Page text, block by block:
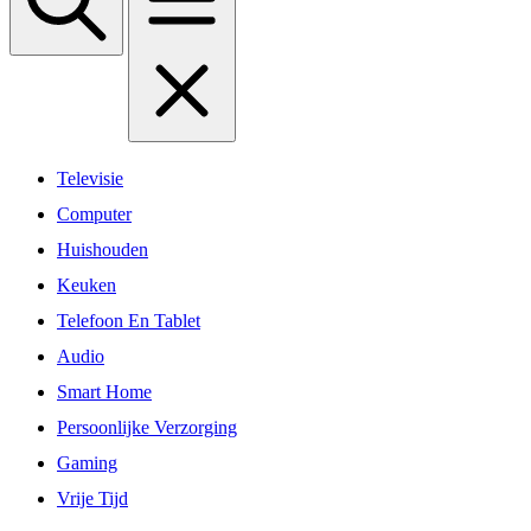
Televisie
Computer
Huishouden
Keuken
Telefoon En Tablet
Audio
Smart Home
Persoonlijke Verzorging
Gaming
Vrije Tijd